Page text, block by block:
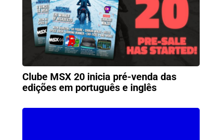
Clube MSX 20 inicia pré-venda das
edições em português e inglês